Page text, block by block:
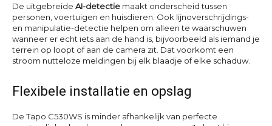
De uitgebreide AI-detectie maakt onderscheid tussen
personen, voertuigen en huisdieren. Ook lijnoverschrijdings-
en manipulatie-detectie helpen om alleen te waarschuwen
wanneer er echt iets aan de hand is, bijvoorbeeld als iemand je
terrein op loopt of aan de camera zit. Dat voorkomt een
stroom nutteloze meldingen bij elk blaadje of elke schaduw.
Flexibele installatie en opslag
De Tapo C530WS is minder afhankelijk van perfecte